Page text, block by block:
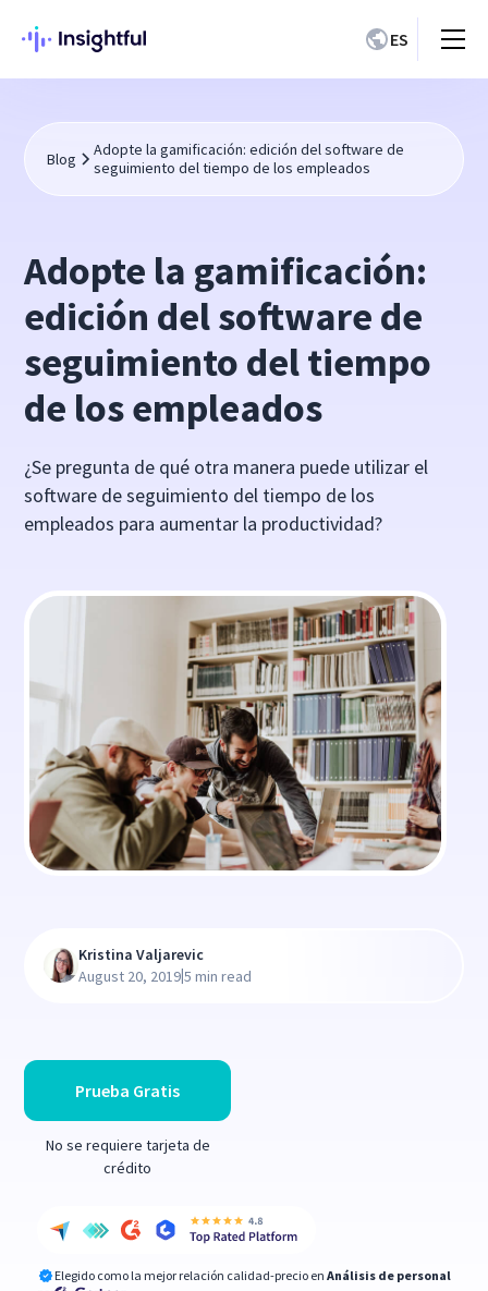
ES
Blog
Adopte la gamificación: edición del software de
seguimiento del tiempo de los empleados
Adopte la gamificación:
edición del software de
seguimiento del tiempo
de los empleados
¿Se pregunta de qué otra manera puede utilizar el
software de seguimiento del tiempo de los
empleados para aumentar la productividad?
Prueba Gratis
No se requiere tarjeta de
crédito
Elegido como la mejor relación calidad-precio en Análisis de personal
Kristina Valjarevic
August 20, 2019|5 min read